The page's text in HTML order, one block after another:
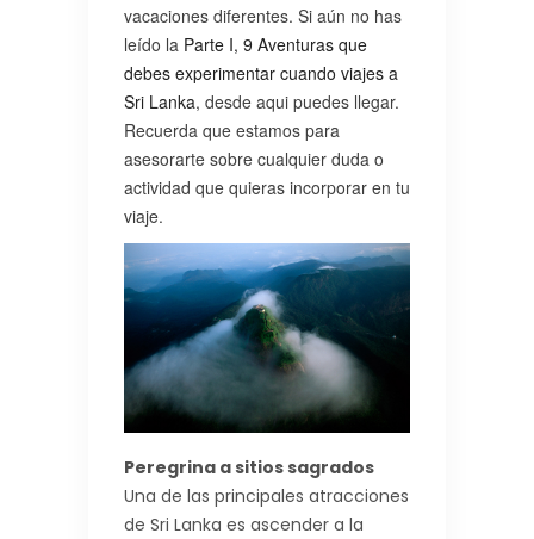
vacaciones diferentes. Si aún no has
leído la Parte I, 9 Aventuras que
debes experimentar cuando viajes a
Sri Lanka, desde aqui puedes llegar.
Recuerda que estamos para
asesorarte sobre cualquier duda o
actividad que quieras incorporar en tu
viaje.
Peregrina a sitios sagrados
Una de las principales atracciones
de Sri Lanka es ascender a la